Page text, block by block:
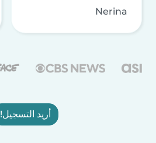
Nerina
أريد التسجيل!